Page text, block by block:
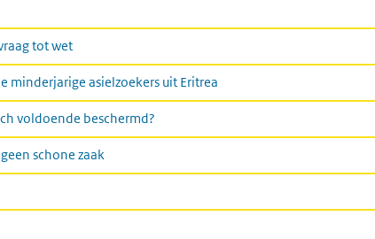
tot wet
minderjarige asielzoekers uit Eritrea
voldoende beschermd?
schone zaak